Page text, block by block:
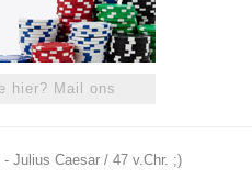
hier? Mail ons
Julius Caesar / 47 v.Chr. ;)